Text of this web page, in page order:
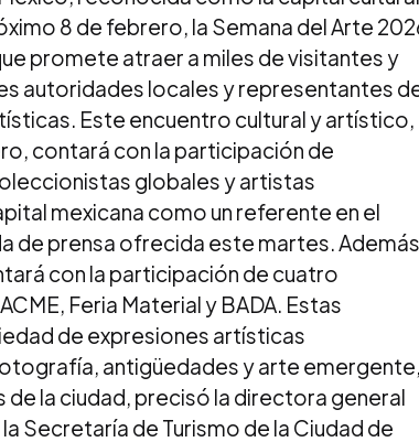
8 de febrero, la Semana del Arte
promete atraer a miles de visitantes y
autoridades locales y representantes
Este encuentro cultural y artístico,
contará con la participación de
globales y artistas
mexicana como un referente en el
de prensa ofrecida este martes.
con la participación de cuatro
Feria Material y BADA. Estas
de expresiones artísticas
antigüedades y arte emergente,
la ciudad, precisó la directora general
Secretaría de Turismo de la Ciudad de